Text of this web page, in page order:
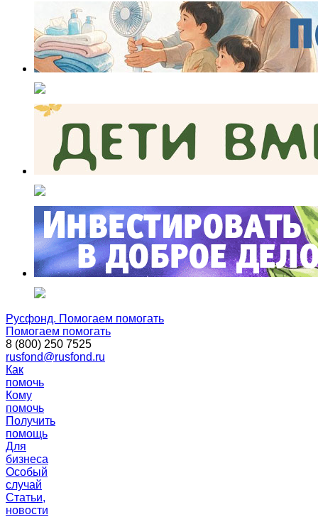
Русфонд. Помогаем помогать
Помогаем помогать
8 (800) 250 7525
rusfond@rusfond.ru
Как
помочь
Кому
помочь
Получить
помощь
Для
бизнеса
Особый
случай
Статьи,
новости